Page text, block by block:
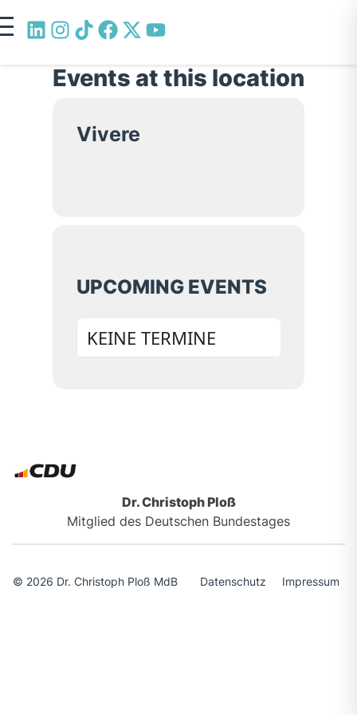
Events at this location
Vivere
UPCOMING EVENTS
KEINE TERMINE
Dr. Christoph Ploß
Mitglied des Deutschen Bundestages
© 2026 Dr. Christoph Ploß MdB Datenschutz Impressum